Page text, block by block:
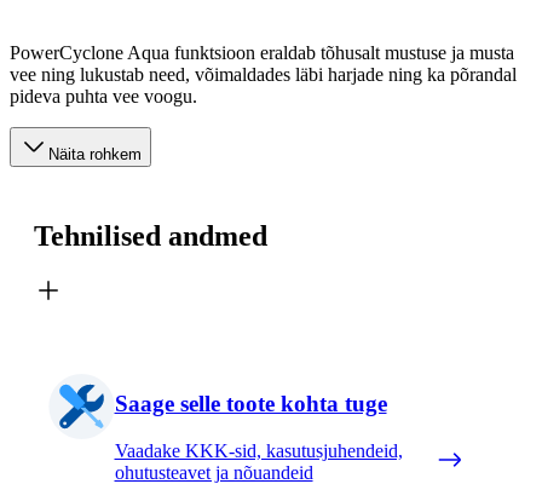
PowerCyclone Aqua funktsioon eraldab tõhusalt mustuse ja musta
vee ning lukustab need, võimaldades läbi harjade ning ka põrandal
pideva puhta vee voogu.
Näita rohkem
Tehnilised andmed
Saage selle toote kohta tuge
Vaadake KKK-sid, kasutusjuhendeid,
ohutusteavet ja nõuandeid